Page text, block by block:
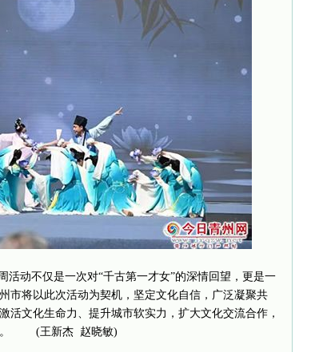
活动不仅是一次对“千古第一才女”的深情回望，更是一
市将以此次活动为契机，坚定文化自信，广泛凝聚共
活文化生命力、提升城市软实力，扩大文化交流合作，
展。 (王新杰 赵晓敏)